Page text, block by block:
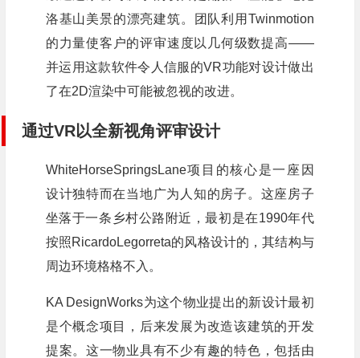
洛基山美景的漂亮建筑。团队利用Twinmotion
的力量使客户的评审速度以几何级数提高——
并运用这款软件令人信服的VR功能对设计做出
了在2D渲染中可能被忽视的改进。
通过VR以全新视角评审设计
WhiteHorseSpringsLane项目的核心是一座因
设计独特而在当地广为人知的房子。这座房子
坐落于一条乡村公路附近，最初是在1990年代
按照RicardoLegorreta的风格设计的，其结构与
周边环境格格不入。
KA DesignWorks为这个物业提出的新设计最初
是个概念项目，后来发展为改造该建筑的开发
提案。这一物业具有不少有趣的特色，包括由